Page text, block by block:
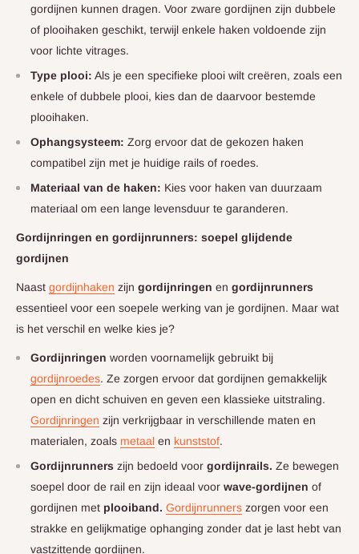
gordijnen kunnen dragen. Voor zware gordijnen zijn dubbele
of plooihaken geschikt, terwijl enkele haken voldoende zijn
voor lichte vitrages.
Type plooi: Als je een specifieke plooi wilt creëren, zoals een
enkele of dubbele plooi, kies dan de daarvoor bestemde
plooihaken.
Ophangsysteem: Zorg ervoor dat de gekozen haken
compatibel zijn met je huidige rails of roedes.
Materiaal van de haken: Kies voor haken van duurzaam
materiaal om een lange levensduur te garanderen.
Gordijnringen en gordijnrunners: soepel glijdende
gordijnen
Naast gordijnhaken zijn gordijnringen en gordijnrunners
essentieel voor een soepele werking van je gordijnen. Maar wat
is het verschil en welke kies je?
Gordijnringen worden voornamelijk gebruikt bij
gordijnroedes. Ze zorgen ervoor dat gordijnen gemakkelijk
open en dicht schuiven en geven een klassieke uitstraling.
Gordijnringen zijn verkrijgbaar in verschillende maten en
materialen, zoals metaal en kunststof.
Gordijnrunners zijn bedoeld voor gordijnrails. Ze bewegen
soepel door de rail en zijn ideaal voor wave-gordijnen of
gordijnen met plooiband. Gordijnrunners zorgen voor een
strakke en gelijkmatige ophanging zonder dat je last hebt van
vastzittende gordijnen.